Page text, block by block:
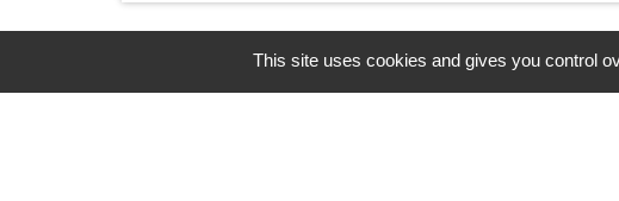
This site uses cookies and gives you control